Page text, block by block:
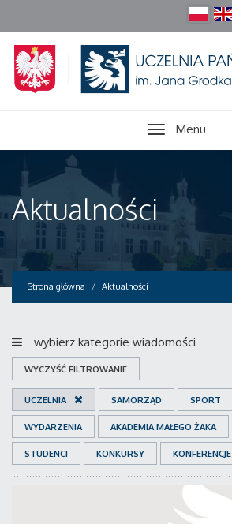
Menu
Aktualności
Strona główna Aktualności
wybierz kategorie wiadomości
WYCZYŚĆ FILTROWANIE
UCZELNIA SAMORZĄD SPORT
WYDARZENIA AKADEMIA MAŁEGO ŻAKA
STUDENCI KONKURSY KONFERENCJE